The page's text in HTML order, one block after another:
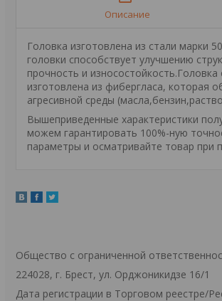
Описание
Головка изготовлена из стали марки
головки способствует улучшению
прочность и
изготовлена из фибергласа, которая
агресивной среды
Вышеприведенные характеристики
можем гарантировать 100%-ную
параметры и осматривайте товар при
Общество с ограниченной
224028, г. Брест, ул. Орджоникидзе 16/1
Дата регистрации в Торговом реестре/